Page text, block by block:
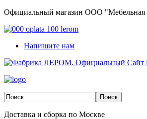
Официальный магазин ООО "Мебельная
Напишите нам
Доставка и сборка по Москве